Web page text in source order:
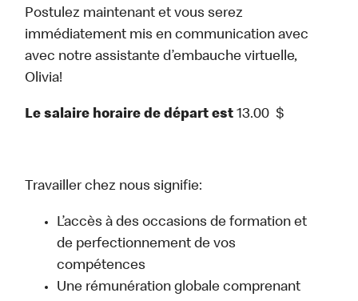
Postulez maintenant et vous serez
immédiatement mis en communication avec
avec notre assistante d’embauche virtuelle,
Olivia!
Le salaire horaire de départ est 13.00 $
Travailler chez nous signifie:
L’accès à des occasions de formation et
de perfectionnement de vos
compétences
Une rémunération globale comprenant